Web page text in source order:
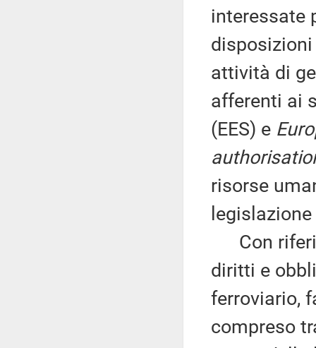
interessate
attività di
afferenti ai
(EES) e
risorse
Con
diritti e
ferroviario,
compreso